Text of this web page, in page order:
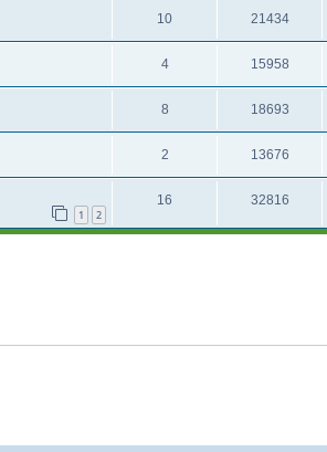
10 21434
4 15958
8 18693
2 13676
1 2
16 32816